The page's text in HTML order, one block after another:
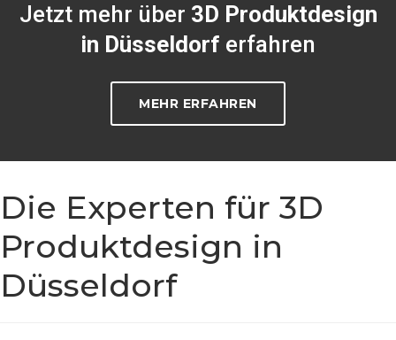
Jetzt mehr über 3D Produktdesign
in Düsseldorf erfahren
MEHR ERFAHREN
Die Experten für 3D
Produktdesign in
Düsseldorf